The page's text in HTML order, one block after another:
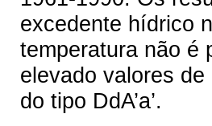
excedente hídrico
temperatura não é
elevado valores
do tipo DdA’a’.